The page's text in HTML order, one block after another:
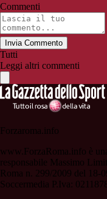
Commenti
Invia Commento
Tutti
Leggi altri commenti
Forzaroma.info
www.ForzaRoma.info è
responsabile Massimo
Roma n. 299/2009 del 18-
Soccermedia P.Iva: